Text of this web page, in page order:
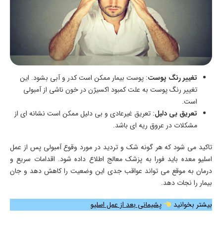
تغییر رنگ پوست: پوست بیمار ممکن است کدر و آبی بشود. این
تغییر رنگ پوست به علت کمبود اکسیژن در خون ناشی از آمبولی
است.
تعریق بی ‌دلیل: تعریق غیرعادی و بی ‌دلیل ممکن است نشانه‌ ای از
مشکلات در عروق ریه ‌ای باشد.
تاکید می ‌شود که هر گونه شک و تردید در مورد وقوع آمبولی پس از عمل
اسلیو معده باید فورا به پزشک معالج اطلاع داده شود. اقدامات سریع و
درمان به موقع می ‌تواند عواقب جدی این وضعیت را کاهش دهد و جان
بیمار را نجات دهد.
بیشتر بخوانید
پشیمانی بعد از عمل اسلیو